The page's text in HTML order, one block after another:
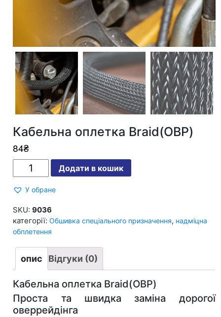
Кабельна оплетка Braid(ОВР)
84₴
Braid(ОВР)
Додати в кошик
У обране
SKU:9036
категорії:Обшивка спеціального призначення, надміцна
обплетення
опис Відгуки (0)
Кабельна оплетка Braid(ОВР)
Проста та швидка заміна дорогої
оверрейдінга